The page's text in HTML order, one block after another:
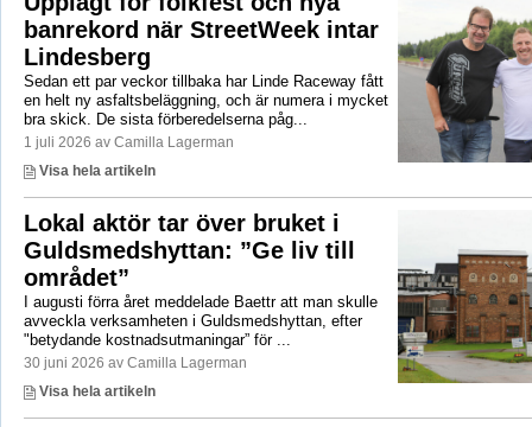
banrekord när StreetWeek intar
Lindesberg
Sedan ett par veckor tillbaka har Linde Raceway fått
en helt ny asfaltsbeläggning, och är numera i mycket
bra skick. De sista förberedelserna påg...
1 juli 2026 av Camilla Lagerman
Visa hela artikeln
Lokal aktör tar över bruket i
Guldsmedshyttan: ”Ge liv till
området”
I augusti förra året meddelade Baettr att man skulle
avveckla verksamheten i Guldsmedshyttan, efter
"betydande kostnadsutmaningar” för ...
30 juni 2026 av Camilla Lagerman
Visa hela artikeln